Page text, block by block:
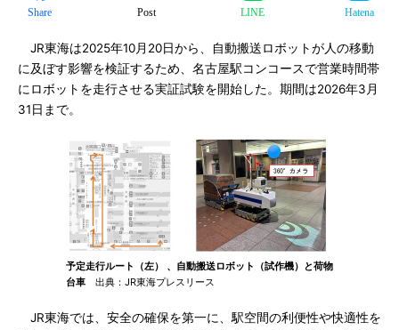
Share Post LINE Hatena
JR東海は2025年10月20日から、自動搬送ロボットが人の移動
に及ぼす影響を検証するため、名古屋駅コンコースで営業時間帯
にロボットを走行させる実証試験を開始した。期間は2026年3月
31日まで。
予定走行ルート（左） 、自動搬送ロボット（試作機）と荷物
台車 出典：JR東海プレスリース
JR東海では、安全の確保を第一に、駅空間の利便性や快適性を